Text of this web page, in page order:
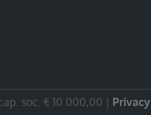
soc. € 10.000,00 | Privacy